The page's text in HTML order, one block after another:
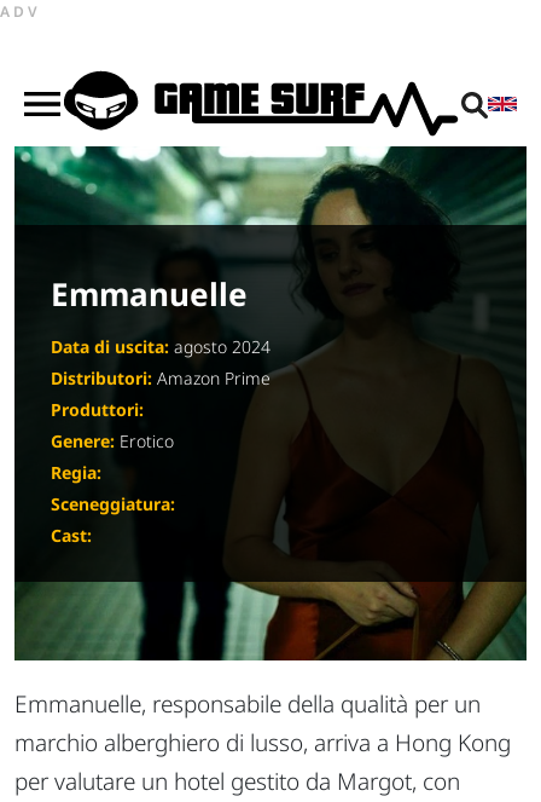
ADV
Emmanuelle
Data di uscita: agosto 2024
Distributori: Amazon Prime
Produttori:
Genere: Erotico
Regia:
Sceneggiatura:
Cast:
Emmanuelle, responsabile della qualità per un
marchio alberghiero di lusso, arriva a Hong Kong
per valutare un hotel gestito da Margot, con